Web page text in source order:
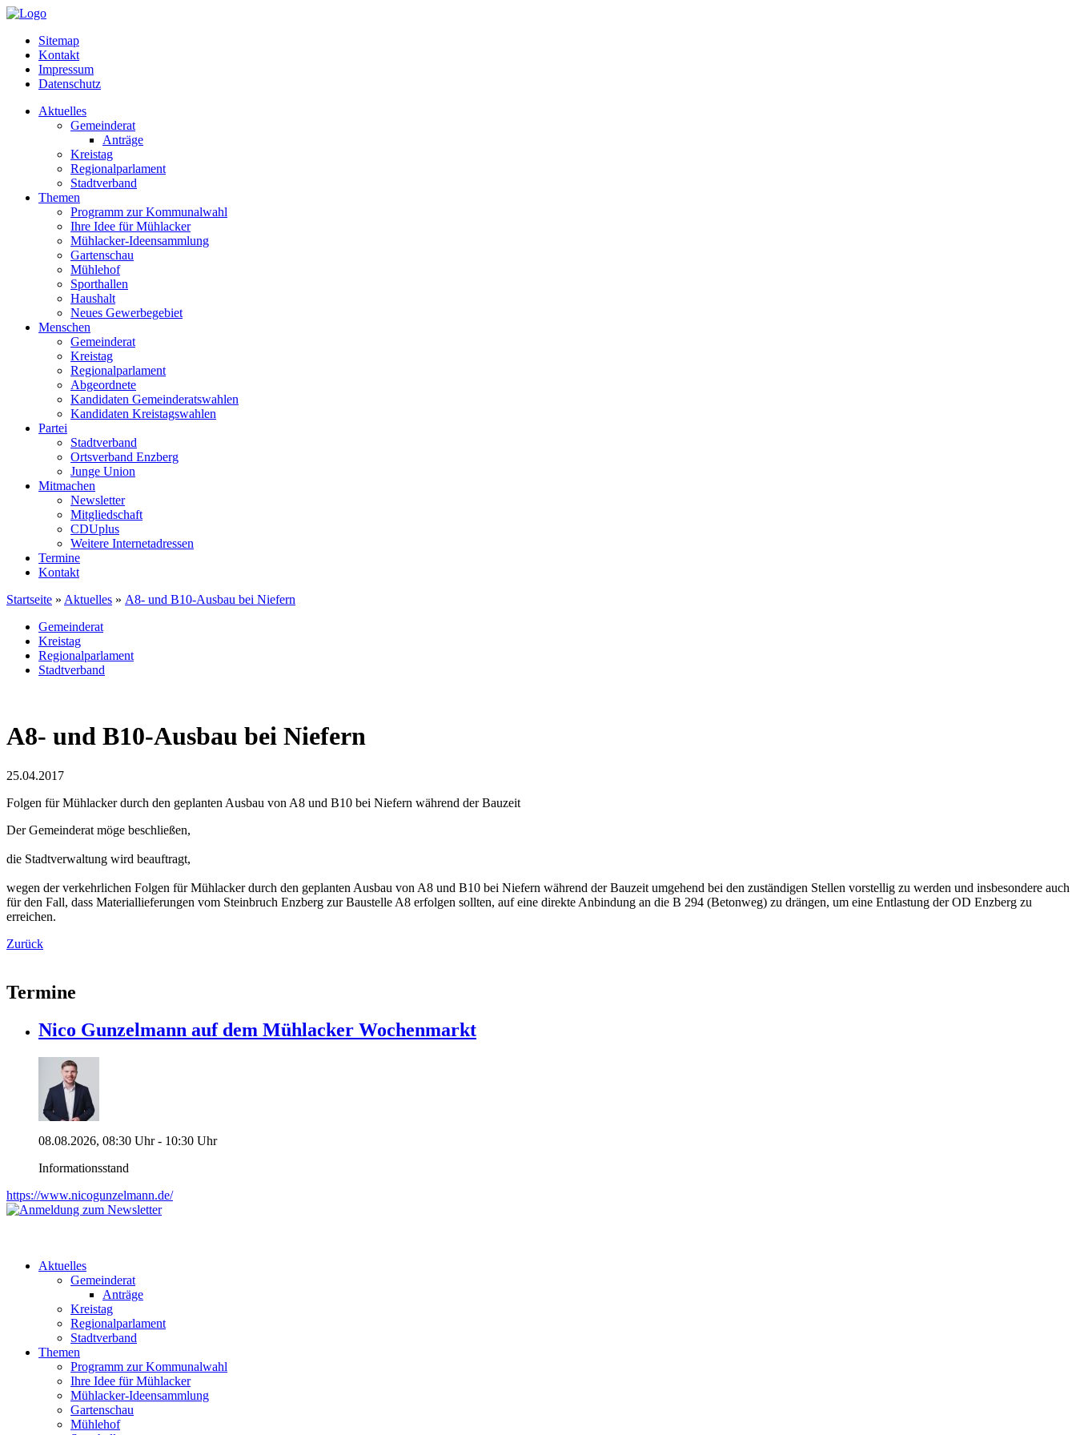
Sitemap
Kontakt
Impressum
Datenschutz
Aktuelles
Gemeinderat
Anträge
Kreistag
Regionalparlament
Stadtverband
Themen
Programm zur Kommunalwahl
Ihre Idee für Mühlacker
Mühlacker-Ideensammlung
Gartenschau
Mühlehof
Sporthallen
Haushalt
Neues Gewerbegebiet
Menschen
Gemeinderat
Kreistag
Regionalparlament
Abgeordnete
Kandidaten Gemeinderatswahlen
Kandidaten Kreistagswahlen
Partei
Stadtverband
Ortsverband Enzberg
Junge Union
Mitmachen
Newsletter
Mitgliedschaft
CDUplus
Weitere Internetadressen
Termine
Kontakt
Startseite » Aktuelles » A8- und B10-Ausbau bei Niefern
Gemeinderat
Kreistag
Regionalparlament
Stadtverband
A8- und B10-Ausbau bei Niefern
25.04.2017
Folgen für Mühlacker durch den geplanten Ausbau von A8 und B10 bei Niefern während der Bauzeit
Der Gemeinderat möge beschließen,
die Stadtverwaltung wird beauftragt,
wegen der verkehrlichen Folgen für Mühlacker durch den geplanten Ausbau von A8 und B10 bei Niefern während der Bauzeit umgehend bei den zuständigen Stellen vorstellig zu werden und insbesondere auch
für den Fall, dass Materiallieferungen vom Steinbruch Enzberg zur Baustelle A8 erfolgen sollten, auf eine direkte Anbindung an die B 294 (Betonweg) zu drängen, um eine Entlastung der OD Enzberg zu
erreichen.
Zurück
Termine
Nico Gunzelmann auf dem Mühlacker Wochenmarkt
08.08.2026, 08:30 Uhr - 10:30 Uhr
Informationsstand
https://www.nicogunzelmann.de/
Aktuelles
Gemeinderat
Anträge
Kreistag
Regionalparlament
Stadtverband
Themen
Programm zur Kommunalwahl
Ihre Idee für Mühlacker
Mühlacker-Ideensammlung
Gartenschau
Mühlehof